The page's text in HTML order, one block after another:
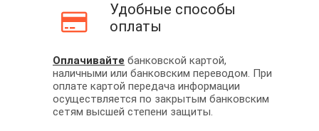
Удобные способы
оплаты
Оплачивайте банковской картой,
наличными или банковским переводом. При
оплате картой передача информации
осуществляется по закрытым банковским
сетям высшей степени защиты.